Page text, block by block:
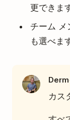
更できま
チーム メ
も選べま
カス